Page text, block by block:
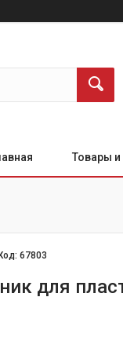
Товары и
67803
для